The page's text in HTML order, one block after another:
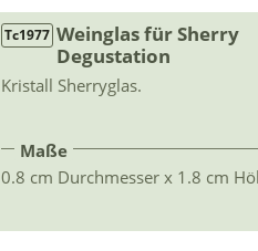
Tc1977 Weinglas für Sherry
Degustation
Kristall Sherryglas.
Maße
0.8 cm Durchmesser x 1.8 cm